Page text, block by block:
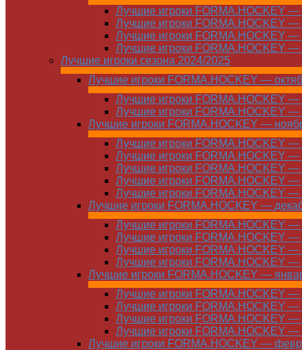
Лучшие игроки FORMA.HOCKEY —
Лучшие игроки FORMA.HOCKEY —
Лучшие игроки FORMA.HOCKEY —
Лучшие игроки FORMA.HOCKEY —
Лучшие игроки сезона 2024/2025
Лучшие игроки FORMA.HOCKEY —
Лучшие игроки FORMA.HOCKEY
Лучшие игроки FORMA.HOCKEY
Лучшие игроки FORMA.HOCKEY —
Лучшие игроки FORMA.HOCKEY
Лучшие игроки FORMA.HOCKEY
Лучшие игроки FORMA.HOCKEY —
Лучшие игроки FORMA.HOCKEY —
Лучшие игроки FORMA.HOCKEY —
Лучшие игроки FORMA.HOCKEY —
Лучшие игроки FORMA.HOCKEY —
Лучшие игроки FORMA.HOCKEY —
Лучшие игроки FORMA.HOCKEY —
Лучшие игроки FORMA.HOCKEY —
Лучшие игроки FORMA.HOCKEY —
Лучшие игроки FORMA.HOCKEY
Лучшие игроки FORMA.HOCKEY
Лучшие игроки FORMA.HOCKEY
Лучшие игроки FORMA.HOCKEY
Лучшие игроки FORMA.HOCKEY —